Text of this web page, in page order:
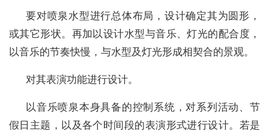
要对喷泉水型进行总体布局，设计确定其为圆形，
或其它形状。再加以设计水型与音乐、灯光的配合度，
以音乐的节奏快慢，与水型及灯光形成相契合的景观。
对其表演功能进行设计。
以音乐喷泉本身具备的控制系统，对系列活动、节
假日主题，以及各个时间段的表演形式进行设计。若是